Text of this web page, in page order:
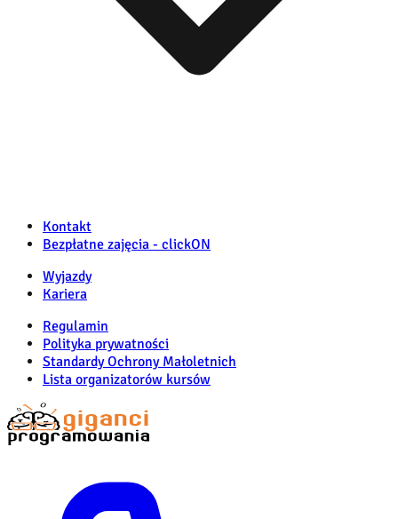
Kontakt
Bezpłatne zajęcia - clickON
Wyjazdy
Kariera
Regulamin
Polityka prywatności
Standardy Ochrony Małoletnich
Lista organizatorów kursów